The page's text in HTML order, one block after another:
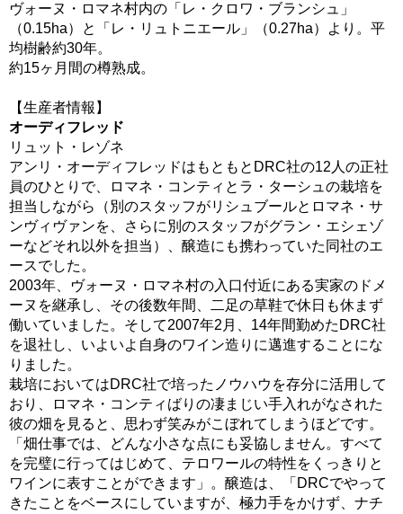
ヴォーヌ・ロマネ村内の「レ・クロワ・ブランシュ」
（0.15ha）と「レ・リュトニエール」（0.27ha）より。平
均樹齢約30年。
約15ヶ月間の樽熟成。
【生産者情報】
オーディフレッド
リュット・レゾネ
アンリ・オーディフレッドはもともとDRC社の12人の正社
員のひとりで、ロマネ・コンティとラ・ターシュの栽培を
担当しながら（別のスタッフがリシュブールとロマネ・サ
ンヴィヴァンを、さらに別のスタッフがグラン・エシェゾ
ーなどそれ以外を担当）、醸造にも携わっていた同社のエ
ースでした。
2003年、ヴォーヌ・ロマネ村の入口付近にある実家のドメ
ーヌを継承し、その後数年間、二足の草鞋で休日も休まず
働いていました。そして2007年2月、14年間勤めたDRC社
を退社し、いよいよ自身のワイン造りに邁進することにな
りました。
栽培においてはDRC社で培ったノウハウを存分に活用して
おり、ロマネ・コンティばりの凄まじい手入れがなされた
彼の畑を見ると、思わず笑みがこぼれてしまうほどです。
「畑仕事では、どんな小さな点にも妥協しません。すべて
を完璧に行ってはじめて、テロワールの特性をくっきりと
ワインに表すことができます」。醸造は、「DRCでやって
きたことをベースにしていますが、極力手をかけず、ナチ